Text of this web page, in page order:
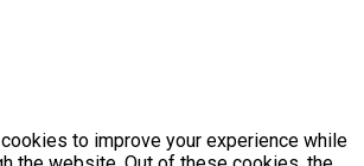
to improve your experience while